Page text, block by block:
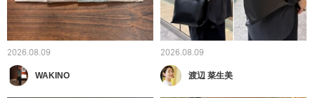
2026.08.09
WAKINO
2026.08.09
渡辺 菜生美